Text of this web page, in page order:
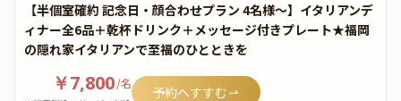
【半個室確約 記念日・顔合わせプラン 4名様～】イタリアンデ
ィナー全6品＋乾杯ドリンク＋メッセージ付きプレート★福岡
の隠れ家イタリアンで至福のひとときを
￥7,800/名
予約へすすむ